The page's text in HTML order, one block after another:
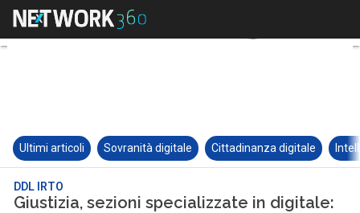
Ultimi articoli Sovranità digitale Cittadinanza digitale
DDL IRTO
Giustizia, sezioni specializzate in digitale: